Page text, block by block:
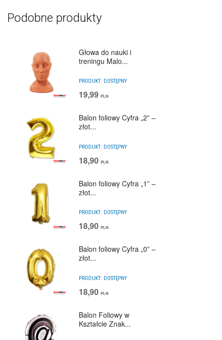
Podobne produkty
Głowa do nauki i
treningu Malo...
PRODUKT: DOSTĘPNY
19,99 PLN
Balon foliowy Cyfra „2” –
złot...
PRODUKT: DOSTĘPNY
18,90 PLN
Balon foliowy Cyfra „1” –
złot...
PRODUKT: DOSTĘPNY
18,90 PLN
Balon foliowy Cyfra „0” –
złot...
PRODUKT: DOSTĘPNY
18,90 PLN
Balon Foliowy w
Kształcie Znak...